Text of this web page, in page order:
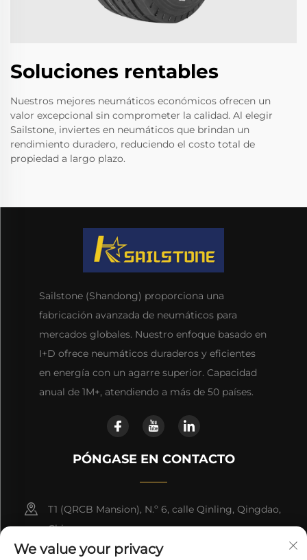
Soluciones rentables
Nuestros mejores neumáticos económicos ofrecen un
valor excepcional sin comprometer la calidad. Al elegir
Sailstone, inviertes en neumáticos que brindan un
rendimiento duradero, reduciendo el costo total de
propiedad a largo plazo.
Sailstone (Shandong) proporciona una
fabricación avanzada de neumáticos para
mercados globales. Nuestro enfoque basado en
I+D ofrece neumáticos duraderos y eficientes
en energía con un agarre superior. Capacidad
anual de 1M+, atendiendo a más de 50 países.
PÓNGASE EN CONTACTO
T1 (QRCB Mansion), N.º 6, calle Qinling, Qingdao,
China
We value your privacy